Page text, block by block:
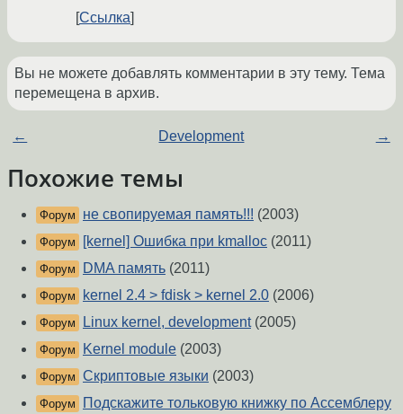
Ссылка
Вы не можете добавлять комментарии в эту тему. Тема
перемещена в архив.
← Development →
Похожие темы
Форум не свопируемая память!!! (2003)
Форум [kernel] Ошибка при kmalloc (2011)
Форум DMA память (2011)
Форум kernel 2.4 > fdisk > kernel 2.0 (2006)
Форум Linux kernel, development(2005)
Форум Kernel module (2003)
Форум Скриптовые языки (2003)
Форум
Подскажите тольковую книжку по Ассемблеру